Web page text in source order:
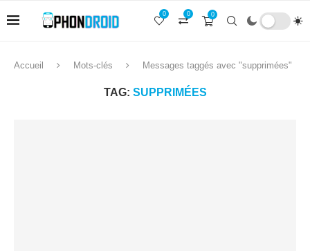
0
0
0
Accueil Mots-clés Messages taggés avec "supprimées"
TAG: SUPPRIMÉES